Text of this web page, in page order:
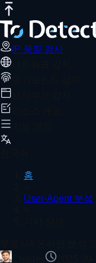
IP 품질 검사
무료 UA 온라
사용자 에이전트는 브
홈
추천 기사
IP 품질 검사
홈
User-Agent 분석